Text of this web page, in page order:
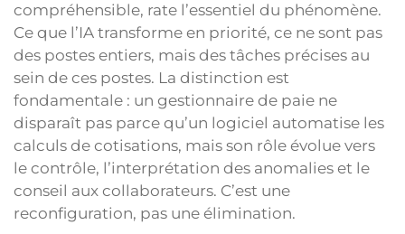
compréhensible, rate l’essentiel du phénomène.
Ce que l’IA transforme en priorité, ce ne sont pas
des postes entiers, mais des tâches précises au
sein de ces postes. La distinction est
fondamentale : un gestionnaire de paie ne
disparaît pas parce qu’un logiciel automatise les
calculs de cotisations, mais son rôle évolue vers
le contrôle, l’interprétation des anomalies et le
conseil aux collaborateurs. C’est une
reconfiguration, pas une élimination.